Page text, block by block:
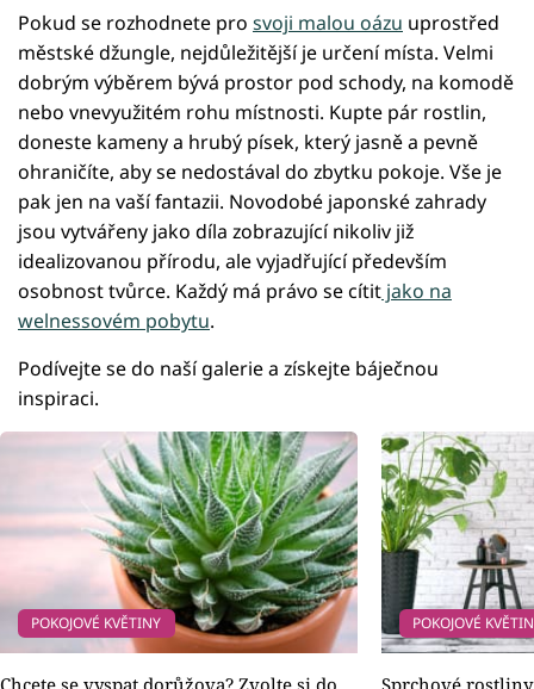
Pokud se rozhodnete pro svoji malou oázu uprostřed
městské džungle, nejdůležitější je určení místa. Velmi
dobrým výběrem bývá prostor pod schody, na komodě
nebo vnevyužitém rohu místnosti. Kupte pár rostlin,
doneste kameny a hrubý písek, který jasně a pevně
ohraničíte, aby se nedostával do zbytku pokoje. Vše je
pak jen na vaší fantazii. Novodobé japonské zahrady
jsou vytvářeny jako díla zobrazující nikoliv již
idealizovanou přírodu, ale vyjadřující především
osobnost tvůrce. Každý má právo se cítit jako na
welnessovém pobytu.
Podívejte se do naší galerie a získejte báječnou
inspiraci.
POKOJOVÉ KVĚTINY POKOJOVÉ